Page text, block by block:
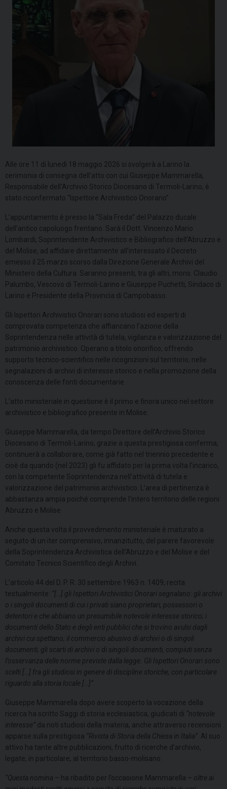
Alle ore 11 di lunedì 18 maggio 2026 si svolgerà a Larino la
cerimonia di consegna dell’atto con cui Giuseppe Mammarella,
Responsabile dell’Archivio Storico Diocesano di Termoli-Larino, è
stato riconfermato “Ispettore Archivistico Onorario”.
L’appuntamento è presso la “Sala Freda” del Palazzo ducale
dell’antico capoluogo frentano. Sarà il Dott. Vincenzo Mario
Lombardi, Soprintendente Archivistico e Bibliografico dell’Abruzzo e
del Molise, ad affidare direttamente all’interessato il Decreto
emesso il 25 marzo scorso dalla Direzione Generale Archivi del
Ministero della Cultura. Saranno presenti, tra gli altri, mons. Claudio
Palumbo, Vescovo di Termoli-Larino e Giuseppe Puchetti, Sindaco di
Larino e Presidente della Provincia di Campobasso.
Gli Ispettori Archivistici Onorari sono studiosi ed esperti di
comprovata competenza che affiancano l’azione della
Soprintendenza nelle attività di tutela, vigilanza e valorizzazione del
patrimonio archivistico. Operano a titolo onorifico, offrendo
supporto tecnico-scientifico nelle ricognizioni sul territorio, nelle
segnalazioni di archivi di interesse storico e nella promozione della
conoscenza delle fonti documentarie.
L’atto ministeriale in questione è il primo e finora unico nel settore
archivistico e bibliografico presente in Molise.
Giuseppe Mammarella, da tempo Direttore dell’Archivio Storico
Diocesano di Termoli-Larino, grazie a questa prestigiosa conferma,
continuerà a collaborare, come già fatto nel triennio precedente e
cioè da quando (nel 2023) gli fu affidato per la prima volta l’incarico,
con la competente Soprintendenza nell’attività di tutela e
valorizzazione del patrimonio archivistico. L’area di pertinenza è
abbastanza ampia poiché comprende l’intero territorio delle regioni
Abruzzo e Molise.
Anche questa volta il provvedimento ministeriale è maturato a
seguito di un iter comprensivo, innanzitutto, del parere favorevole
della Soprintendenza Archivistica dell’Abruzzo e del Molise e del
Comitato Tecnico Scientifico degli Archivi.
L’articolo 44 del D. P. R. 30 settembre 1963 n. 1409, recita
testualmente: “[…] gli Ispettori Archivistici Onorari segnalano: gli archivi
o i singoli documenti di cui i privati siano proprietari, possessori o
detentori e che abbiano un presumibile notevole interesse storico; i
documenti dello Stato e degli enti pubblici che si trovino avulsi dagli
archivi cui spettano; il commercio abusivo di archivi o di singoli
documenti; gli scarti di archivi o di singoli documenti, compiuti senza
l’osservanza delle norme previste dalla legge. Gli Ispettori Onorari sono
scelti […] fra gli studiosi in genere di discipline storiche, con particolare
riguardo alla storia locale […]”
Giuseppe Mammarella dopo avere scoperto la vocazione della
ricerca ha scritto Saggi di storia ecclesiastica, giudicati di “notevole
interesse” da noti studiosi della materia, anche attraverso recensioni
apparse sulla prestigiosa “Rivista di Storia della Chiesa in Italia” . Al suo
attivo ha tante altre pubblicazioni, frutto di ricerche d’archivio,
legate, in particolare, al territorio basso-molisano.
“Questa nomina – ha ribadito per l’occasione Mammarella – oltre ai